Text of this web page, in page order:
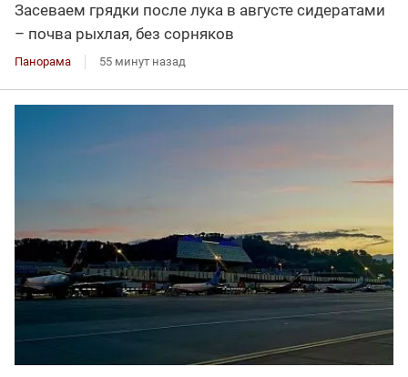
Засеваем грядки после лука в августе сидератами
– почва рыхлая, без сорняков
Панорама 55 минут назад